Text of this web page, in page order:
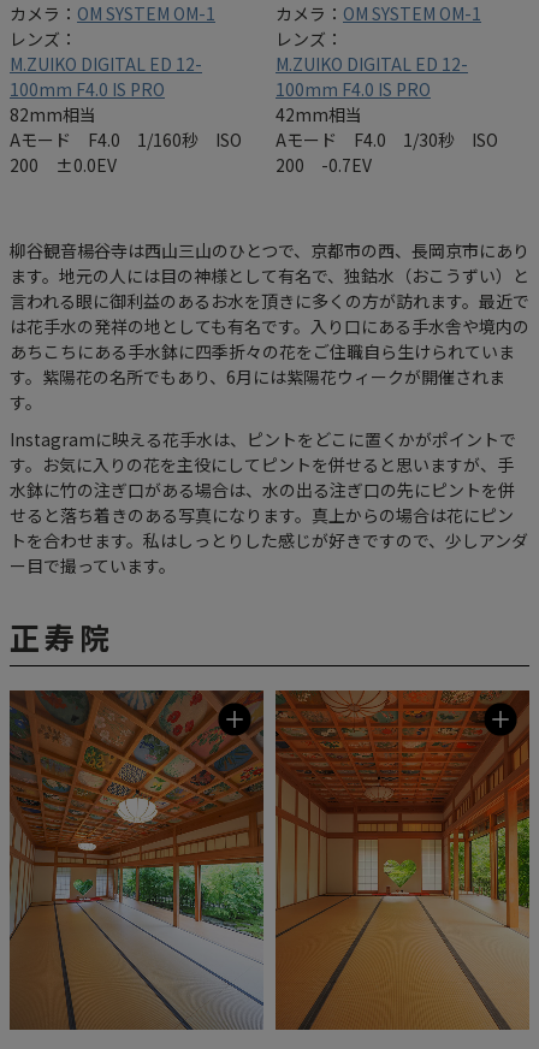
カメラ： OM SYSTEM OM-1
レンズ：
M.ZUIKO DIGITAL ED 12-
100mm F4.0 IS PRO
82mm相当
Aモード F4.0 1/160秒 ISO
200 ±0.0EV
カメラ： OM SYSTEM OM-1
レンズ：
M.ZUIKO DIGITAL ED 12-
100mm F4.0 IS PRO
42mm相当
Aモード F4.0 1/30秒 ISO
200 -0.7EV
柳谷観音楊谷寺は西山三山のひとつで、京都市の西、長岡京市にあり
ます。地元の人には目の神様として有名で、独鈷水（おこうずい）と
言われる眼に御利益のあるお水を頂きに多くの方が訪れます。最近で
は花手水の発祥の地としても有名です。入り口にある手水舎や境内の
あちこちにある手水鉢に四季折々の花をご住職自ら生けられていま
す。紫陽花の名所でもあり、6月には紫陽花ウィークが開催されま
す。
Instagramに映える花手水は、ピントをどこに置くかがポイントで
す。お気に入りの花を主役にしてピントを併せると思いますが、手
水鉢に竹の注ぎ口がある場合は、水の出る注ぎ口の先にピントを併
せると落ち着きのある写真になります。真上からの場合は花にピン
トを合わせます。私はしっとりした感じが好きですので、少しアンダ
ー目で撮っています。
正寿院